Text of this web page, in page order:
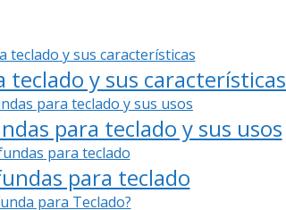
teclado y sus características
para teclado y sus usos
para teclado